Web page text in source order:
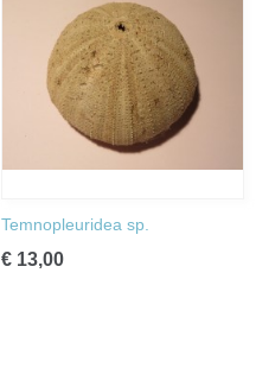
Temnopleuridea sp.
€ 13,00